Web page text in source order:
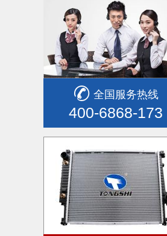
全国服务热线
400-6868-173